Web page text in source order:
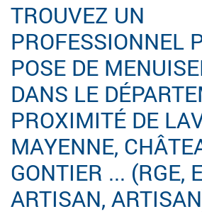
TROUVEZ UN
PROFESSIONNEL
POSE DE
DANS LE
PROXIMITÉ DE
MAYENNE,
GONTIER ... (RGE,
ARTISAN,